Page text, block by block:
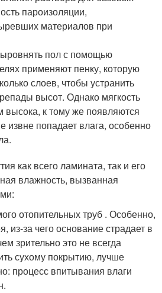
пароизоляции,
материалов при
пол с помощью
применяют пенку, которую
слоев, чтобы устранить
высот. Однако мягкость
высока, к тому же появляются
извне попадает влага, особенно
как всего ламината, так и его
влажность, вызванная
отопительных труб . Особенно,
из-за чего основание страдает в
зрительно это не всегда
сухому покрытию, лучше
процесс впитывания влаги